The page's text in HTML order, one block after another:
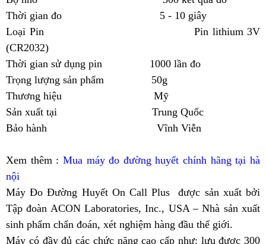
Thời gian đo 5 - 10 giây
Loại Pin Pin lithium 3V
(CR2032)
Thời gian sử dụng pin 1000 lần đo
Trọng lượng sản phẩm 50g
Thương hiệu Mỹ
Sản xuất tại Trung Quốc
Bảo hành Vĩnh Viễn
Xem thêm : Mua máy đo đường huyết chính hãng tại hà
nội
Máy Đo Đường Huyết On Call Plus được sản xuất bởi
Tập đoàn ACON Laboratories, Inc., USA – Nhà sản xuất
sinh phẩm chẩn đoán, xét nghiệm hàng đầu thế giới.
Máy có đầy đủ các chức năng cao cấp như: lưu được 300